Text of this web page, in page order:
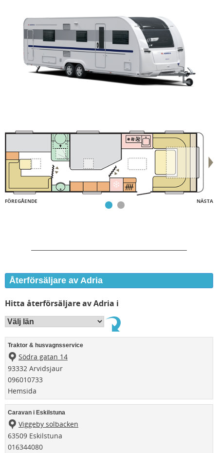
FÖREGÅENDE NÄSTA
Återförsäljare av Adria
Hitta återförsäljare av Adria i
Traktor & husvagnsservice
Södra gatan 14
93332 Arvidsjaur
096010733
Hemsida
Caravan i Eskilstuna
Viggeby solbacken
63509 Eskilstuna
016344080